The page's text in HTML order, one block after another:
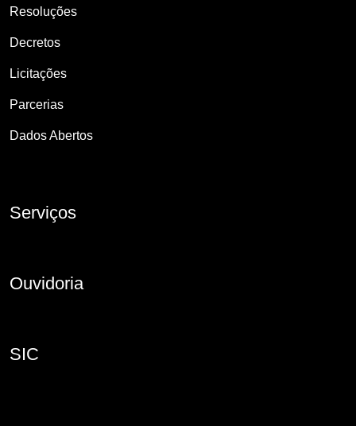
Resoluções
Decretos
Licitações
Parcerias
Dados Abertos
Serviços
Ouvidoria
SIC